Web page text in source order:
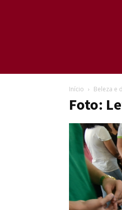
Início Beleza e
Foto: